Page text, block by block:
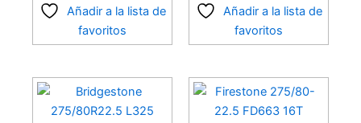
Ancho del producto
Diseño del producto
Añadir a la lista de
favoritos
Añadir a la lista de
favoritos